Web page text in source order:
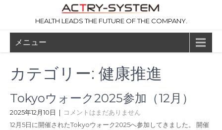
HEALTH LEADS THE FUTURE OF THE COMPANY.
メニュー
カテゴリー: 健康推進
Tokyoウォーク2025参加（12月）
2025年12月10日 | コメントはまだありません
12月5日に開催されたTokyoウォーク2025へ参加してきました。 開催